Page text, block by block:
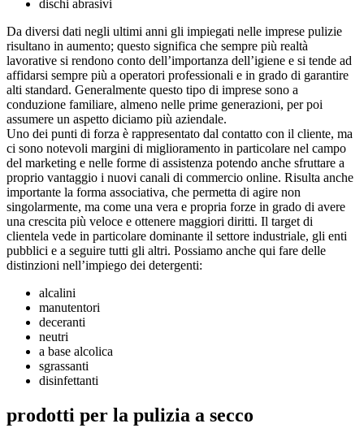
dischi abrasivi
Da diversi dati negli ultimi anni gli impiegati nelle imprese pulizie
risultano in aumento; questo significa che sempre più realtà
lavorative si rendono conto dell’importanza dell’igiene e si tende ad
affidarsi sempre più a operatori professionali e in grado di garantire
alti standard. Generalmente questo tipo di imprese sono a
conduzione familiare, almeno nelle prime generazioni, per poi
assumere un aspetto diciamo più aziendale.
Uno dei punti di forza è rappresentato dal contatto con il cliente, ma
ci sono notevoli margini di miglioramento in particolare nel campo
del marketing e nelle forme di assistenza potendo anche sfruttare a
proprio vantaggio i nuovi canali di commercio online. Risulta anche
importante la forma associativa, che permetta di agire non
singolarmente, ma come una vera e propria forze in grado di avere
una crescita più veloce e ottenere maggiori diritti. Il target di
clientela vede in particolare dominante il settore industriale, gli enti
pubblici e a seguire tutti gli altri. Possiamo anche qui fare delle
distinzioni nell’impiego dei detergenti:
alcalini
manutentori
deceranti
neutri
a base alcolica
sgrassanti
disinfettanti
prodotti per la pulizia a secco